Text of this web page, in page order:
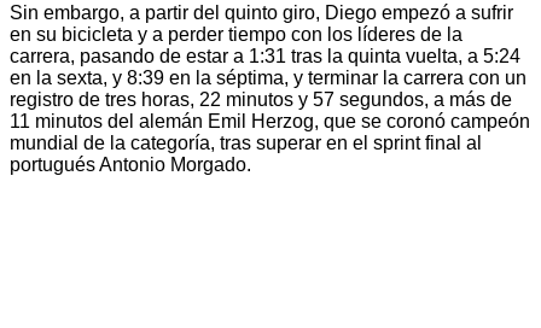
Sin embargo, a partir del quinto giro, Diego empezó a sufrir
en su bicicleta y a perder tiempo con los líderes de la
carrera, pasando de estar a 1:31 tras la quinta vuelta, a 5:24
en la sexta, y 8:39 en la séptima, y terminar la carrera con un
registro de tres horas, 22 minutos y 57 segundos, a más de
11 minutos del alemán Emil Herzog, que se coronó campeón
mundial de la categoría, tras superar en el sprint final al
portugués Antonio Morgado.